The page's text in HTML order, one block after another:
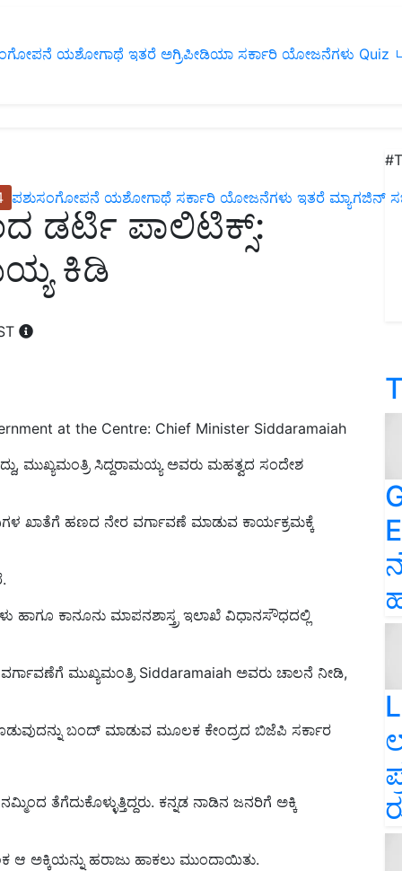
ಯಶೋಗಾಥೆ ಇತರೆ ಅಗ್ರಿಪೀಡಿಯಾ ಸರ್ಕಾರಿ ಯೋಜನೆಗಳು Quiz
ಪಶುಸಂಗೋಪನೆ ಯಶೋಗಾಥೆ ಸರ್ಕಾರಿ ಯೋಜನೆಗಳು ಇತರೆ ಮ್ಯಾಗಜಿನ್‌
ಡರ್ಟಿ ಪಾಲಿಟಿಕ್ಸ್:
ಕಿಡಿ
at the Centre: Chief Minister Siddaramaiah
ಮುಖ್ಯಮಂತ್ರಿ ಸಿದ್ದರಾಮಯ್ಯ ಅವರು ಮಹತ್ವದ ಸಂದೇಶ
ಖಾತೆಗೆ ಹಣದ ನೇರ ವರ್ಗಾವಣೆ ಮಾಡುವ ಕಾರ್ಯಕ್ರಮಕ್ಕೆ
ಹಾಗೂ ಕಾನೂನು ಮಾಪನಶಾಸ್ತ್ರ ಇಲಾಖೆ ವಿಧಾನಸೌಧದಲ್ಲಿ
ಮುಖ್ಯಮಂತ್ರಿ Siddaramaiah ಅವರು ಚಾಲನೆ ನೀಡಿ,
ಬಂದ್ ಮಾಡುವ ಮೂಲಕ ಕೇಂದ್ರದ ಬಿಜೆಪಿ ಸರ್ಕಾರ
ತೆಗೆದುಕೊಳ್ಳುತ್ತಿದ್ದರು. ಕನ್ನಡ ನಾಡಿನ ಜನರಿಗೆ ಅಕ್ಕಿ
ಅಕ್ಕಿಯನ್ನು ಹರಾಜು ಹಾಕಲು ಮುಂದಾಯಿತು.